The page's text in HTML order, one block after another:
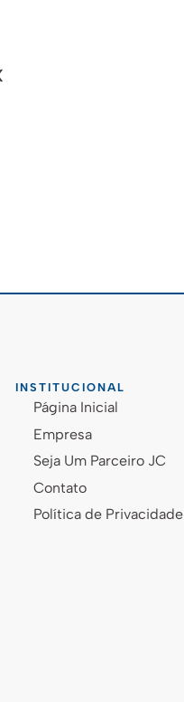
INSTITUCIONAL
Página Inicial
Empresa
Seja Um Parceiro JC
Contato
Política de Privacidade